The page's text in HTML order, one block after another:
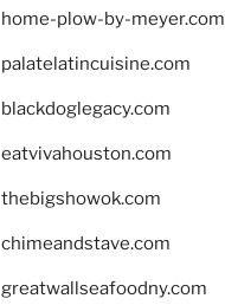
home-plow-by-meyer.com
palatelatincuisine.com
blackdoglegacy.com
eatvivahouston.com
thebigshowok.com
chimeandstave.com
greatwallseafoodny.com